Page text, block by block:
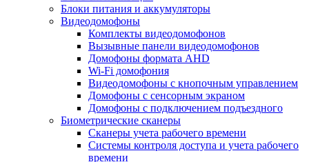
Блоки питания и аккумуляторы
Видеодомофоны
Комплекты видеодомофонов
Вызывные панели видеодомофонов
Домофоны формата AHD
Wi-Fi домофония
Видеодомофоны с кнопочным управлением
Домофоны с сенсорным экраном
Домофоны с подключением подъездного
Биометрические сканеры
Сканеры учета рабочего времени
Системы контроля доступа и учета рабочего
времени